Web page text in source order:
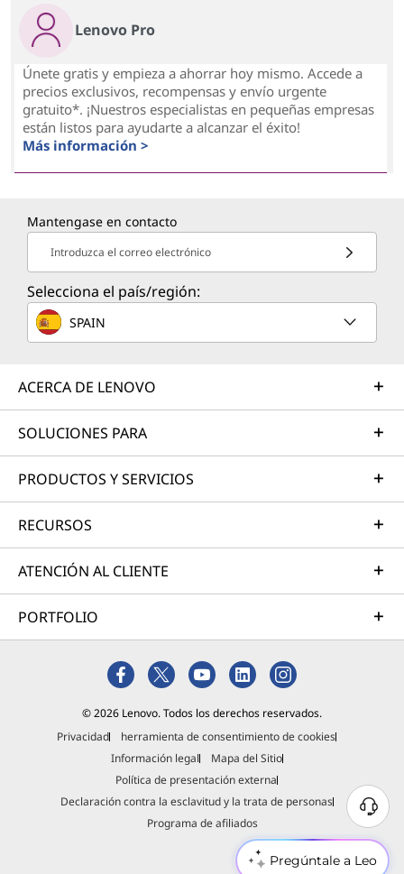
Pregúntale a Leo
Lenovo Pro
Únete gratis y empieza a ahorrar hoy mismo. Accede a
precios exclusivos, recompensas y envío urgente
gratuito*. ¡Nuestros especialistas en pequeñas empresas
están listos para ayudarte a alcanzar el éxito!
Más información >
Mantengase en contacto
Introduzca el correo electrónico
Selecciona el país/región:
SPAIN
ACERCA DE LENOVO
SOLUCIONES PARA
PRODUCTOS Y SERVICIOS
RECURSOS
ATENCIÓN AL CLIENTE
PORTFOLIO
© 2026 Lenovo. Todos los derechos reservados.
Privacidad
herramienta de consentimiento de cookies
Información legal
Mapa del Sitio
Política de presentación externa
Declaración contra la esclavitud y la trata de personas
Programa de afiliados